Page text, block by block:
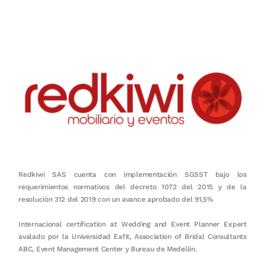
Redkiwi SAS cuenta con implementación SGSST bajo los
requerimientos normativos del decreto 1072 del 2015 y de la
resolución 312 del 2019 con un avance aprobado del 91,5%
Internacional certification at Wedding and Event Planner Expert
avalado por la Universidad Eafit, Association of Bridal Consultants
ABC, Event Management Center y Bureau de Medellín.